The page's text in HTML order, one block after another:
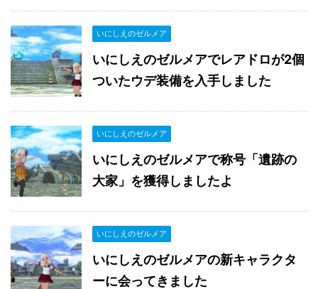
いにしえのゼルメア
いにしえのゼルメアでレアドロが2個
ついたウデ装備を入手しました
いにしえのゼルメア
いにしえのゼルメアで称号「遺跡の
大家」を獲得しましたよ
いにしえのゼルメア
いにしえのゼルメアの新キャラクタ
ーに会ってきました